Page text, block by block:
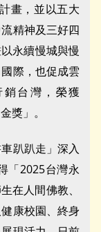
畫，並以五大
精神及三好四
永續慢城與慢
際，也促成雲
台灣，榮獲
獎」。
趴趴走」深入
「2025台灣永
在人間佛教、
康校園、終身